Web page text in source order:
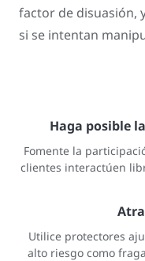
factor de disuasión,
si se intentan
Haga posible
Fomente la
clientes interactúen
Utilice protectores
alto riesgo como